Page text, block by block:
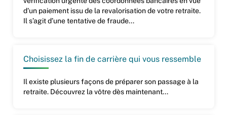
d'un paiement issu de la revalorisation de votre retraite.
Il s’agit d’une tentative de fraude...
Choisissez la fin de carrière qui vous ressemble
Il existe plusieurs façons de préparer son passage à la
retraite. Découvrez la vôtre dès maintenant...